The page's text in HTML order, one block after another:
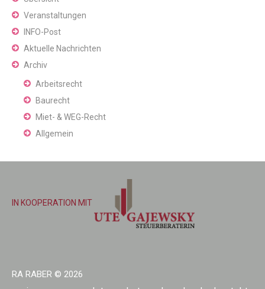
Veranstaltungen
INFO-Post
Aktuelle Nachrichten
Archiv
Arbeitsrecht
Baurecht
Miet- & WEG-Recht
Allgemein
IN KOOPERATION MIT
RA RABER © 2026